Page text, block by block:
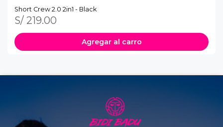
Short Crew 2.0 2in1 - Black
S/ 219.00
Agregar al carro